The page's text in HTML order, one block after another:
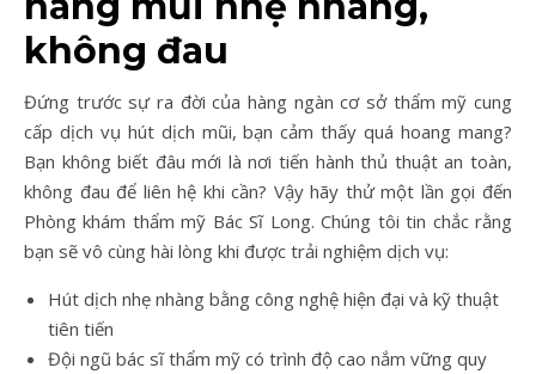
không đau
Đứng trước sự ra đời của hàng ngàn cơ sở thẩm mỹ cung
cấp dịch vụ hút dịch mũi, bạn cảm thấy quá hoang mang?
Bạn không biết đâu mới là nơi tiến hành thủ thuật an toàn,
không đau để liên hệ khi cần? Vậy hãy thử một lần gọi đến
Phòng khám thẩm mỹ Bác Sĩ Long. Chúng tôi tin chắc rằng
bạn sẽ vô cùng hài lòng khi được trải nghiệm dịch vụ:
Hút dịch nhẹ nhàng bằng công nghệ hiện đại và kỹ thuật
tiên tiến
Đội ngũ bác sĩ thẩm mỹ có trình độ cao nắm vững quy